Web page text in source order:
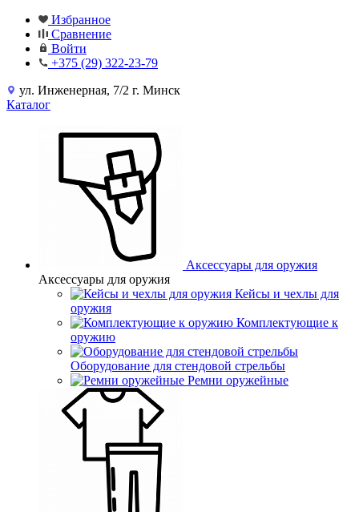
Избранное
Сравнение
Войти
+375 (29) 322-23-79
ул. Инженерная, 7/2 г. Минск
Каталог
Аксессуары для оружия
Аксессуары для оружия
Кейсы и чехлы для
оружия
Комплектующие к
оружию
Оборудование для стендовой стрельбы
Ремни оружейные